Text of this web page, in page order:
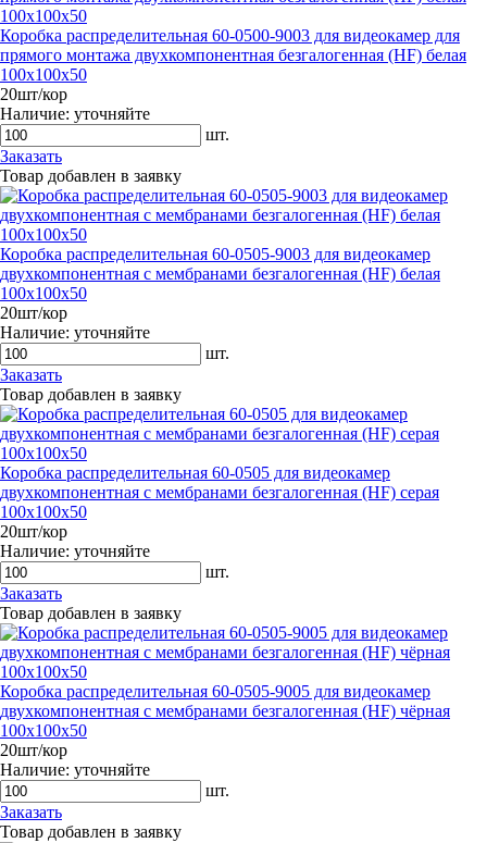
Коробка распределительная 60-0500-9003 для видеокамер для
прямого монтажа двухкомпонентная безгалогенная (HF) белая
100х100х50
20шт/кор
Наличие: уточняйте
шт.
Заказать
Товар добавлен в заявку
Коробка распределительная 60-0505-9003 для видеокамер
двухкомпонентная с мембранами безгалогенная (HF) белая
100х100х50
20шт/кор
Наличие: уточняйте
шт.
Заказать
Товар добавлен в заявку
Коробка распределительная 60-0505 для видеокамер
двухкомпонентная с мембранами безгалогенная (HF) серая
100х100х50
20шт/кор
Наличие: уточняйте
шт.
Заказать
Товар добавлен в заявку
Коробка распределительная 60-0505-9005 для видеокамер
двухкомпонентная с мембранами безгалогенная (HF) чёрная
100х100х50
20шт/кор
Наличие: уточняйте
шт.
Заказать
Товар добавлен в заявку